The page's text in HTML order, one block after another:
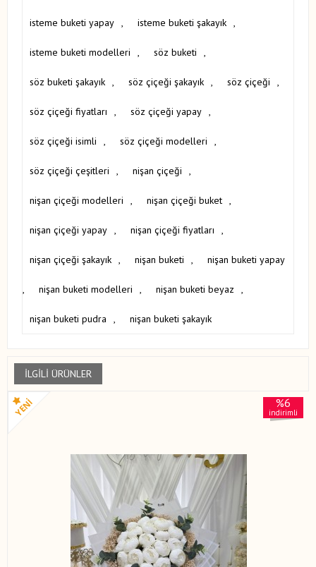
isteme buketi yapay , isteme buketi şakayık ,
isteme buketi modelleri , söz buketi ,
söz buketi şakayık , söz çiçeği şakayık , söz çiçeği ,
söz çiçeği fiyatları , söz çiçeği yapay ,
söz çiçeği isimli , söz çiçeği modelleri ,
söz çiçeği çeşitleri , nişan çiçeği ,
nişan çiçeği modelleri , nişan çiçeği buket ,
nişan çiçeği yapay , nişan çiçeği fiyatları ,
nişan çiçeği şakayık , nişan buketi , nişan buketi yapay
, nişan buketi modelleri , nişan buketi beyaz ,
nişan buketi pudra , nişan buketi şakayık
İLGILI ÜRÜNLER
%6
indirimli